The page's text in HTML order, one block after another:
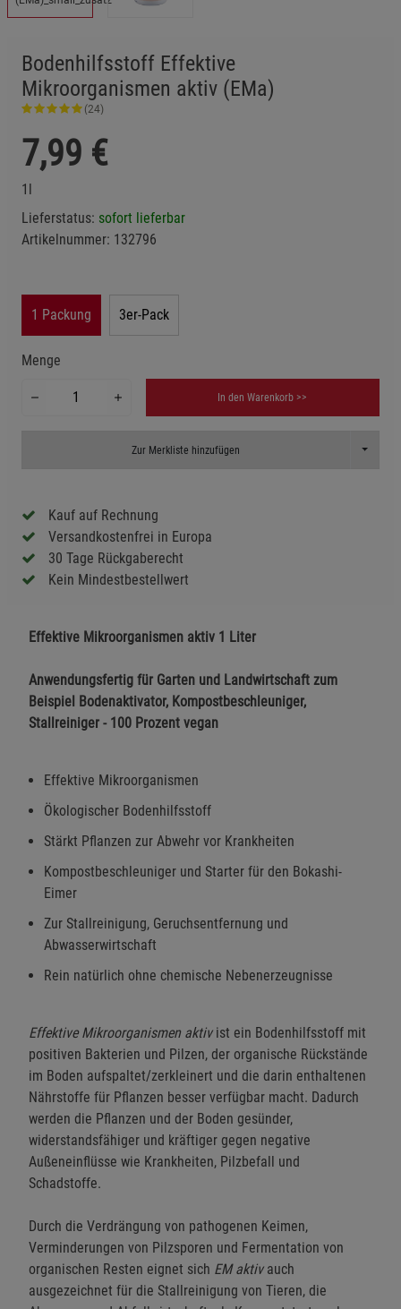
Bodenhilfsstoff Effektive
Mikroorganismen aktiv (EMa)
(24)
7,99 €
1l
Lieferstatus: sofort lieferbar
Artikelnummer: 132796
1 Packung 3er-Pack
Menge
In den Warenkorb >>
Zur Merkliste hinzufügen Toggle
Kauf auf Rechnung
Versandkostenfrei in Europa
30 Tage Rückgaberecht
Kein Mindestbestellwert
Effektive Mikroorganismen aktiv 1 Liter
Anwendungsfertig für Garten und Landwirtschaft zum
Beispiel Bodenaktivator, Kompostbeschleuniger,
Stallreiniger - 100 Prozent vegan
Effektive Mikroorganismen
Ökologischer Bodenhilfsstoff
Stärkt Pflanzen zur Abwehr vor Krankheiten
Kompostbeschleuniger und Starter für den Bokashi-
Eimer
Zur Stallreinigung, Geruchsentfernung und
Abwasserwirtschaft
Rein natürlich ohne chemische Nebenerzeugnisse
Effektive Mikroorganismen aktivist ein Bodenhilfsstoff mit
positiven Bakterien und Pilzen, der organische Rückstände
im Boden aufspaltet/zerkleinert und die darin enthaltenen
Nährstoffe für Pflanzen besser verfügbar macht. Dadurch
werden die Pflanzen und der Boden gesünder,
widerstandsfähiger und kräftiger gegen negative
Außeneinflüsse wie Krankheiten, Pilzbefall und
Schadstoffe.
Durch die Verdrängung von pathogenen Keimen,
Verminderungen von Pilzsporen und Fermentation von
organischen Resten eignet sich EM aktivauch
ausgezeichnet für die Stallreinigung von Tieren, die